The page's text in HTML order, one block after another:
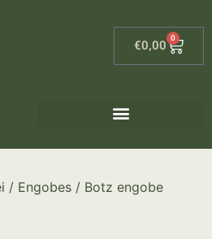
€0,00
0
/ Engobes / Botz engobe